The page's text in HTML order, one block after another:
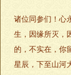
诸位同参们！心
生，因缘所灭，
的，不实在，你
星辰，下至山河